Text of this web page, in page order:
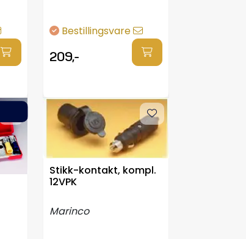
Bestillingsvare
209,-
Stikk-kontakt, kompl.
12VPK
Marinco